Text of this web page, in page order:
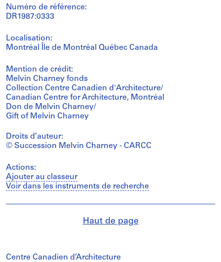
Numéro de référence:
DR1987:0333
Localisation:
Montréal Île de Montréal Québec Canada
Mention de crédit:
Melvin Charney fonds
Collection Centre Canadien d'Architecture/
Canadian Centre for Architecture, Montréal
Don de Melvin Charney/
Gift of Melvin Charney
Droits d’auteur:
© Succession Melvin Charney - CARCC
Actions:
Ajouter au classeur
Voir dans les instruments de recherche
Haut de page
Centre Canadien d’Architecture